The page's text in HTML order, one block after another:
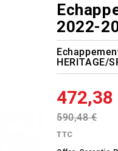
2022-
HERITAGE/
472,38
590,48 €
TTC